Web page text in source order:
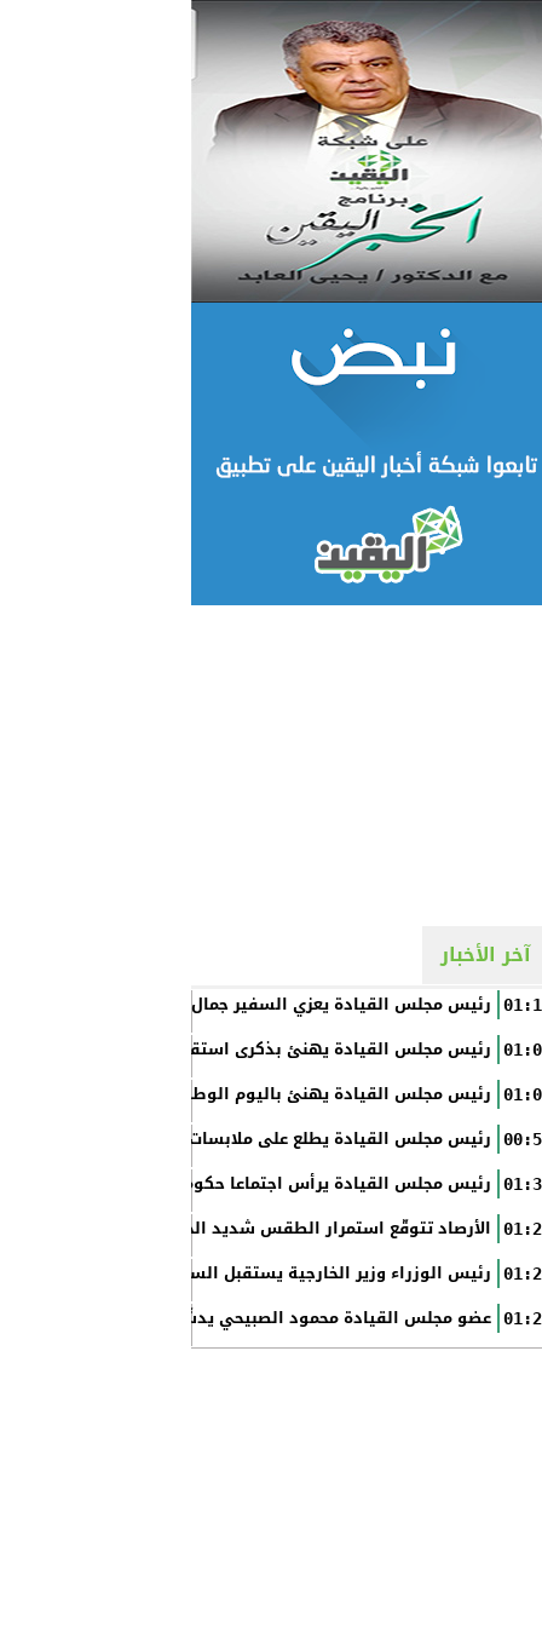
آخر الأخبار
رئيس مجلس القيادة يعزي السفير جمال السلال
رئيس مجلس القيادة يهنئ بذكرى استقلال الفلبين
رئيس مجلس القيادة يهنئ باليوم الوطني الروسي
رئيس مجلس القيادة يطلع على ملابسات حادثة إطلاق النار في
رئيس مجلس القيادة يرأس اجتماعا حكوميا مصغرا لدعم جهود
الأرصاد تتوقّع استمرار الطقس شديد الحرارة بالسواحل والصحاري
رئيس الوزراء وزير الخارجية يستقبل السفير الأمريكي
عضو مجلس القيادة محمود الصبيحي يدشّن اختبارات الثانوية